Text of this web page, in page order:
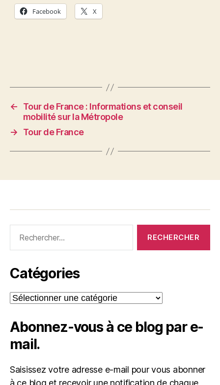
Facebook X
←
Tour de France : Informations et conseil
mobilité sur la Métropole
→
Tour de France
Catégories
Catégories
Abonnez-vous à ce blog par e-
mail.
Saisissez votre adresse e-mail pour vous abonner
à ce blog et recevoir une notification de chaque